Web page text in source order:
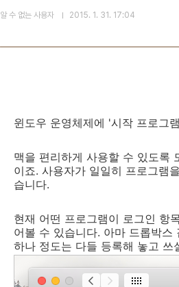
알 수 없는 사용자 2015. 1. 31. 17:04
윈도우 운영체제에 '시작 프로그
맥을 편리하게 사용할 수 있도록
이죠. 사용자가 일일히 프로그램
습니다.
현재 어떤 프로그램이 로그인 항
어볼 수 있습니다. 아마 드롭박
하나 정도는 다들 등록해 놓고 쓰